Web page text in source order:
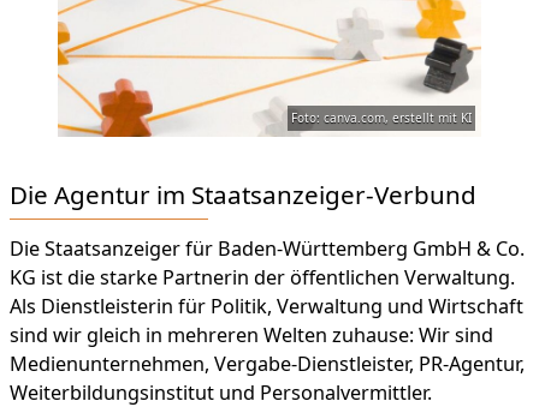
Die Agentur im Staatsanzeiger-Verbund
Die Staatsanzeiger für Baden-Württemberg GmbH & Co.
KG ist die starke Partnerin der öffentlichen Verwaltung.
Als Dienstleisterin für Politik, Verwaltung und Wirtschaft
sind wir gleich in mehreren Welten zuhause: Wir sind
Medienunternehmen, Vergabe-Dienstleister, PR-Agentur,
Weiterbildungsinstitut und Personalvermittler.
Foto: canva.com, erstellt mit KI